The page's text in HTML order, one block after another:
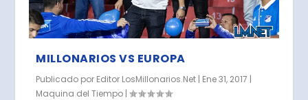
MILLONARIOS VS EUROPA
Publicado por Editor LosMillonarios.Net | Ene 31, 2017 |
Maquina del Tiempo |